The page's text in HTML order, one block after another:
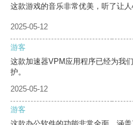
这款游戏的音乐非常优美，听了让人
2025-05-12
游客
这款加速器VPM应用程序已经为我
护。
2025-05-12
游客